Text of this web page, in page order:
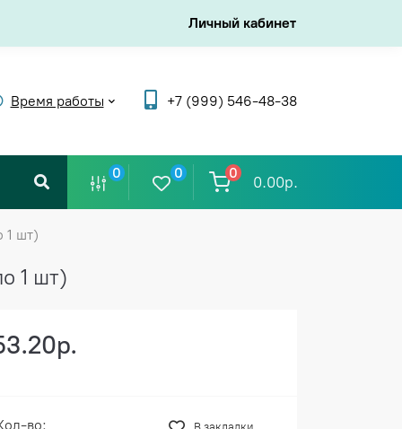
Личный кабинет
Время работы +7 (999) 546-48-38
0 0 0
0.00р.
1 шт)
1 шт)
во: